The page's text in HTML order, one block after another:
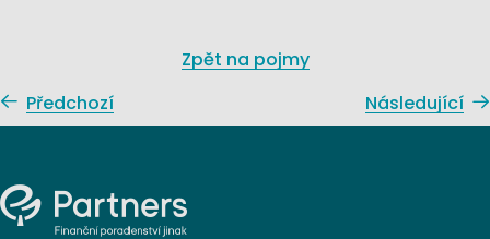
Zpět na pojmy
Předchozí
Následující